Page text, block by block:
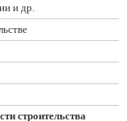
и др.
строительства